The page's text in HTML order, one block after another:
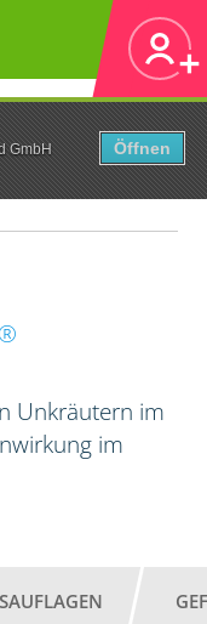
GmbH
Öffnen
®
Unkräutern im
im